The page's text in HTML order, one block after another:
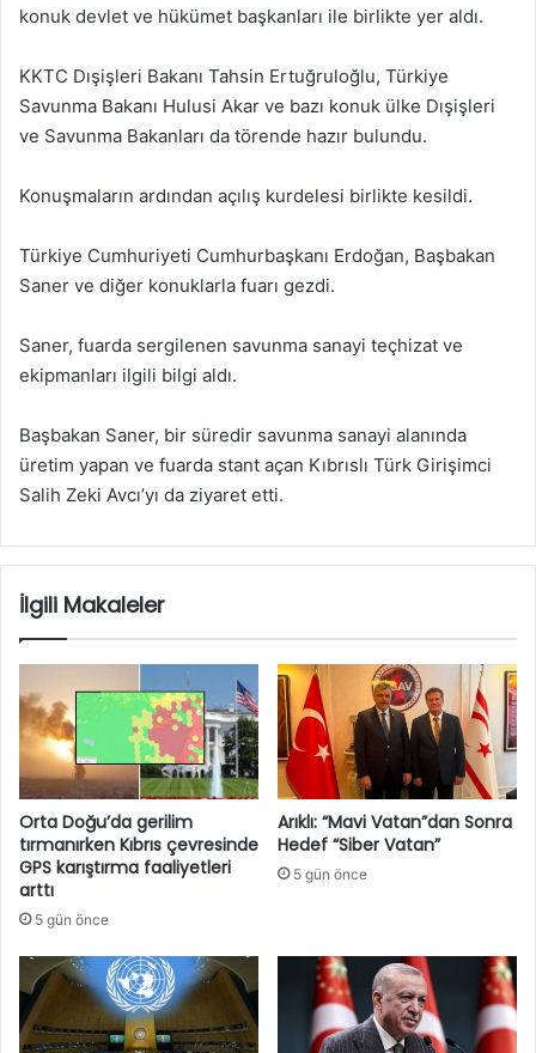
konuk devlet ve hükümet başkanları ile birlikte yer aldı.
KKTC Dışişleri Bakanı Tahsin Ertuğruloğlu, Türkiye
Savunma Bakanı Hulusi Akar ve bazı konuk ülke Dışişleri
ve Savunma Bakanları da törende hazır bulundu.
Konuşmaların ardından açılış kurdelesi birlikte kesildi.
Türkiye Cumhuriyeti Cumhurbaşkanı Erdoğan, Başbakan
Saner ve diğer konuklarla fuarı gezdi.
Saner, fuarda sergilenen savunma sanayi teçhizat ve
ekipmanları ilgili bilgi aldı.
Başbakan Saner, bir süredir savunma sanayi alanında
üretim yapan ve fuarda stant açan Kıbrıslı Türk Girişimci
Salih Zeki Avcı’yı da ziyaret etti.
İlgili Makaleler
Orta Doğu’da gerilim
tırmanırken Kıbrıs çevresinde
GPS karıştırma faaliyetleri
arttı
5 gün önce
Arıklı: “Mavi Vatan”dan Sonra
Hedef “Siber Vatan”
5 gün önce